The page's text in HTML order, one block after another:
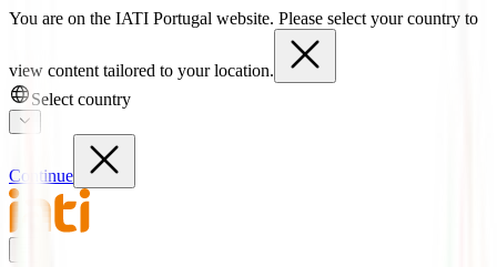
You are on the IATI Portugal website. Please select your country to
view content tailored to your location.
Select country
Continue